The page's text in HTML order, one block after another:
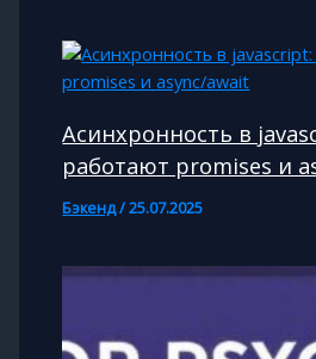
Асинхронность в
работают promises и
Бэкенд/25.07.2025